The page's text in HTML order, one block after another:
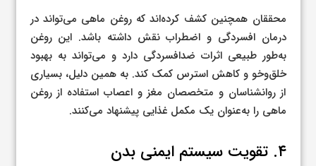
محققان همچنین کشف کرده‌اند که روغن ماهی می‌تواند در
درمان افسردگی و اضطراب نقش داشته باشد. این روغن
به‌طور طبیعی اثرات ضدافسردگی دارد و می‌تواند به بهبود
خلق‌وخو و کاهش استرس کمک کند. به همین دلیل، بسیاری
از روانشناسان و متخصصان مغز و اعصاب استفاده از روغن
ماهی را به‌عنوان یک مکمل غذایی پیشنهاد می‌کنند.
۴. تقویت سیستم ایمنی بدن